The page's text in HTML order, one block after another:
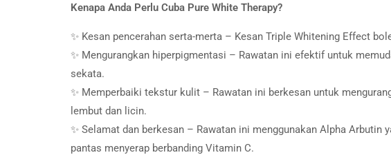
Kenapa Anda Perlu Cuba Pure White Therapy?
✨ Kesan pencerahan serta-merta – Kesan Triple Whitening Effect
✨ Mengurangkan hiperpigmentasi – Rawatan ini efektif untuk
sekata.
✨ Memperbaiki tekstur kulit – Rawatan ini berkesan untuk
lembut dan licin.
✨ Selamat dan berkesan – Rawatan ini menggunakan Alpha
pantas menyerap berbanding Vitamin C.